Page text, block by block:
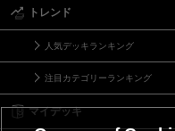
トレンド
人気デッキランキング
注目カテゴリーランキング
マイデッキ